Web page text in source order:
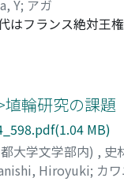
Y; アガ
はフランス絶対王
る時期でもある。
軍事政権としての
て、リシュリェー
輪研究の課題
MB)
大学文学部内) , 史
Hiroyuki; カ